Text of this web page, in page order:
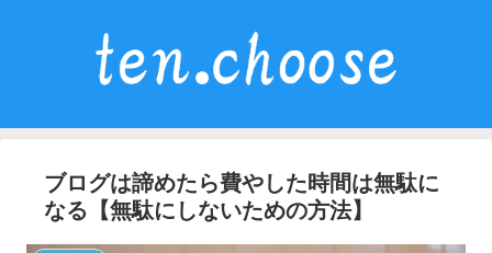
ブログは諦めたら費やした時間は無駄に
なる【無駄にしないための方法】